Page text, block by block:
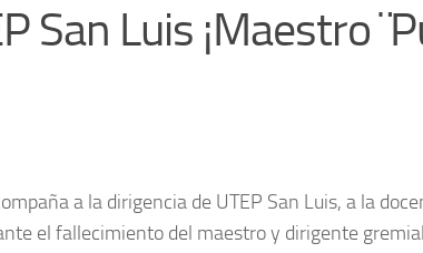
San Luis ¡Maestro
a la dirigencia de UTEP San Luis, a la
el fallecimiento del maestro y dirigente